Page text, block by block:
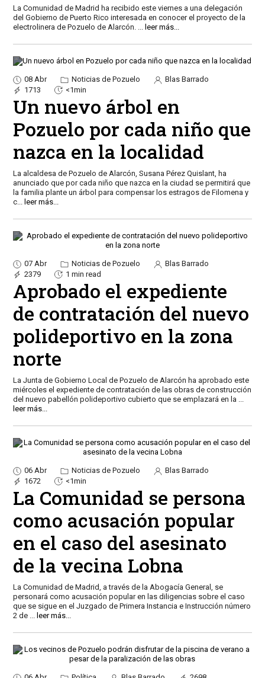
La Comunidad de Madrid ha recibido este viernes a una delegación
del Gobierno de Puerto Rico interesada en conocer el proyecto de la
electrolinera de Pozuelo de Alarcón. ... leer más...
08 Abr Noticias de Pozuelo
Blas Barrado
1713
<1min
Un nuevo árbol en
Pozuelo por cada niño que
nazca en la localidad
La alcaldesa de Pozuelo de Alarcón, Susana Pérez Quislant, ha
anunciado que por cada niño que nazca en la ciudad se permitirá que
la familia plante un árbol para compensar los estragos de Filomena y
c... leer más...
07 Abr Noticias de Pozuelo
Blas Barrado
2379
1 min read
Aprobado el expediente
de contratación del nuevo
polideportivo en la zona
norte
La Junta de Gobierno Local de Pozuelo de Alarcón ha aprobado este
miércoles el expediente de contratación de las obras de construcción
del nuevo pabellón polideportivo cubierto que se emplazará en la ...
leer más...
06 Abr Noticias de Pozuelo
Blas Barrado
1672
<1min
La Comunidad se persona
como acusación popular
en el caso del asesinato
de la vecina Lobna
La Comunidad de Madrid, a través de la Abogacía General, se
personará como acusación popular en las diligencias sobre el caso
que se sigue en el Juzgado de Primera Instancia e Instrucción número
2 de ... leer más...